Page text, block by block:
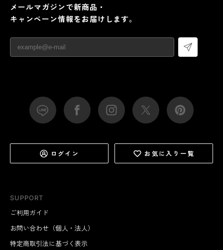
SUPPORT
ご利用ガイド
お問い合わせ（個人・法人）
特定商取引法に基づく表示
メールマガジンで新商品・
キャンペーン情報をお届けします。
ログイン お気に入り一覧